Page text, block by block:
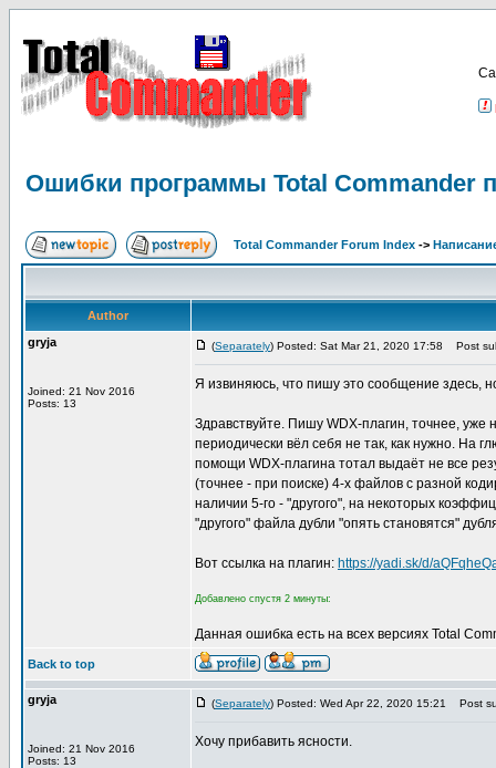
Ошибки программы Total Commander
Total Commander Forum Index ->
Author
gryja
Joined: 21 Nov 2016
Posts: 13
(Separately) Posted: Sat Mar 21, 2020 17:58 Post
Я извиняюсь, что пишу это сообщение здесь,
Здравствуйте. Пишу WDX-плагин, точнее, уже
периодически вёл себя не так, как нужно. На
помощи WDX-плагина тотал выдаёт не все
(точнее - при поиске) 4-х файлов с разной
наличии 5-го - "другого", на некоторых
"другого" файла дубли "опять становятся"
Вот ссылка на плагин: https://yadi.sk/d/
Добавлено спустя 2 минуты:
Данная ошибка есть на всех версиях Total
Back to top
gryja
Joined: 21 Nov 2016
Posts: 13
(Separately) Posted: Wed Apr 22, 2020 15:21 Post
Хочу прибавить ясности.